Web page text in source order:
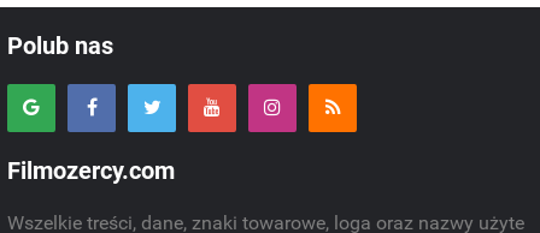
Polub nas
Filmozercy.com
Wszelkie treści, dane, znaki towarowe, loga oraz nazwy użyte